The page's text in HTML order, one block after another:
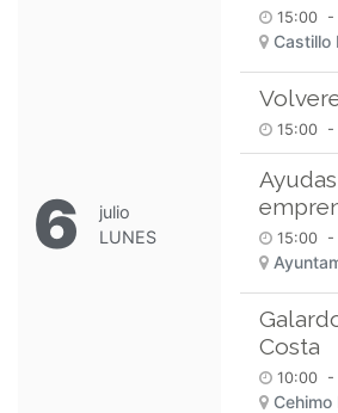
6
julio
LUNES
15:00 -
Castillo
15:00 -
15:00 -
Costa
10:00 -